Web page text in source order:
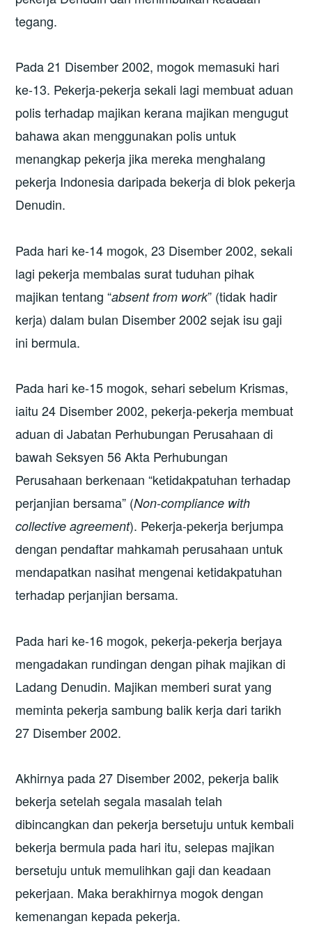
tegang.
Pada 21 Disember 2002, mogok memasuki hari
ke-13. Pekerja-pekerja sekali lagi membuat aduan
polis terhadap majikan kerana majikan mengugut
bahawa akan menggunakan polis untuk
menangkap pekerja jika mereka menghalang
pekerja Indonesia daripada bekerja di blok pekerja
Denudin.
Pada hari ke-14 mogok, 23 Disember 2002, sekali
lagi pekerja membalas surat tuduhan pihak
majikan tentang “absent from work” (tidak hadir
kerja) dalam bulan Disember 2002 sejak isu gaji
ini bermula.
Pada hari ke-15 mogok, sehari sebelum Krismas,
iaitu 24 Disember 2002, pekerja-pekerja membuat
aduan di Jabatan Perhubungan Perusahaan di
bawah Seksyen 56 Akta Perhubungan
Perusahaan berkenaan “ketidakpatuhan terhadap
perjanjian bersama” (Non-compliance with
collective agreement). Pekerja-pekerja berjumpa
dengan pendaftar mahkamah perusahaan untuk
mendapatkan nasihat mengenai ketidakpatuhan
terhadap perjanjian bersama.
Pada hari ke-16 mogok, pekerja-pekerja berjaya
mengadakan rundingan dengan pihak majikan di
Ladang Denudin. Majikan memberi surat yang
meminta pekerja sambung balik kerja dari tarikh
27 Disember 2002.
Akhirnya pada 27 Disember 2002, pekerja balik
bekerja setelah segala masalah telah
dibincangkan dan pekerja bersetuju untuk kembali
bekerja bermula pada hari itu, selepas majikan
bersetuju untuk memulihkan gaji dan keadaan
pekerjaan. Maka berakhirnya mogok dengan
kemenangan kepada pekerja.